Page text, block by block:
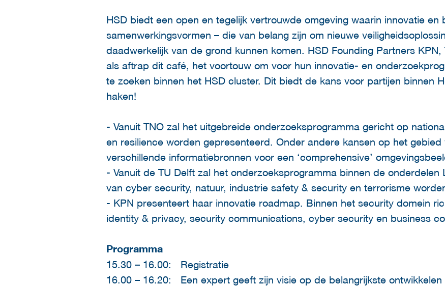
HSD biedt een open en tegelijk vertrouwde omgeving waarin innovatie en
samenwerkingsvormen – die van belang zijn om nieuwe
daadwerkelijk van de grond kunnen komen. HSD Founding Partners
als aftrap dit café, het voortouw om voor hun innovatie- en
te zoeken binnen het HSD cluster. Dit biedt de kans voor partijen binnen
haken!
- Vanuit TNO zal het uitgebreide onderzoeksprogramma gericht op
en resilience worden gepresenteerd. Onder andere kansen op het
verschillende informatiebronnen voor een ‘comprehensive’
- Vanuit de TU Delft zal het onderzoeksprogramma binnen de onderdelen
van cyber security, natuur, industrie safety & security en terrorisme
- KPN presenteert haar innovatie roadmap. Binnen het security domein
identity & privacy, security communications, cyber security en business
Programma
15.30 – 16.00: Registratie
16.00 – 16.20: Een expert geeft zijn visie op de belangrijkste ontwikkelen